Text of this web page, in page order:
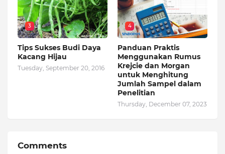
3
Tips Sukses Budi Daya
Kacang Hijau
Tuesday, September 20, 2016
4
Panduan Praktis
Menggunakan Rumus
Krejcie dan Morgan
untuk Menghitung
Jumlah Sampel dalam
Penelitian
Thursday, December 07, 2023
Comments